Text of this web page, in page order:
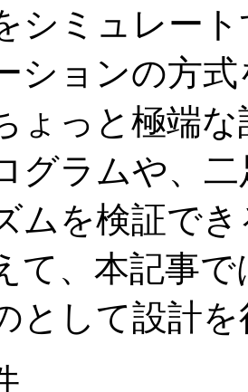
シミュレー
ションの方
ょっと極端
グラムや、
ムを検証で
て、本記事
として設計